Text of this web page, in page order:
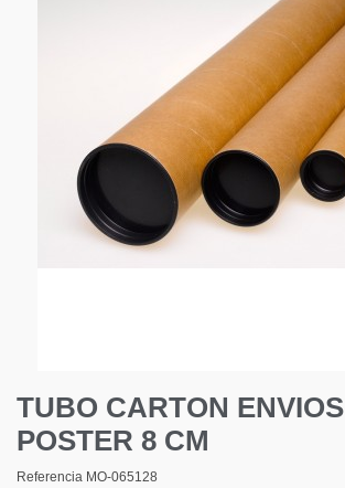
TUBO CARTON
POSTER 8 CM
Referencia MO-065128